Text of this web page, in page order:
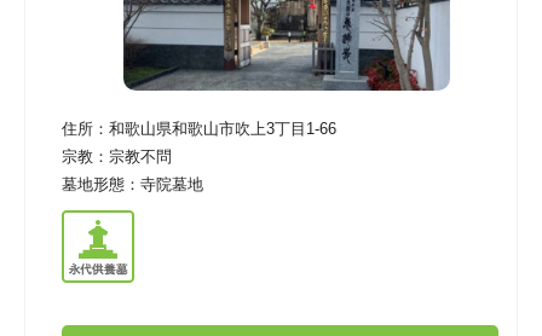
住所： 和歌山県和歌山市吹上3丁目1-66
宗教： 宗教不問
墓地形態： 寺院墓地